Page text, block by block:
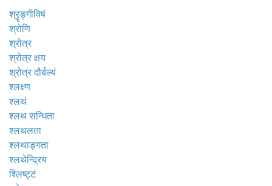
श्रॄङ्गीविषं
श्रोणि
श्रोत्र
श्रोत्र क्षय
श्रोत्र दौर्बल्यं
श्लक्ष्ण
श्लथं
श्लथ सन्धिता
श्लथलता
श्लथाङ्गता
श्लथेन्द्रिय
श्लिष्ट्टं